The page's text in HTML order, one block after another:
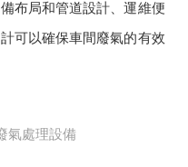
布局和管道設計、運維便
可以確保車間廢氣的有效
氣處理設備